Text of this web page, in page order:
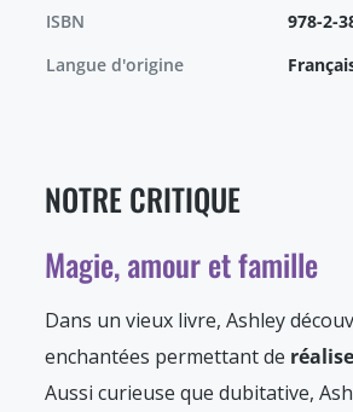
ISBN
978-2-
Langue d'origine
NOTRE CRITIQUE
Magie, amour et famille
Dans un vieux livre, Ashley
enchantées permettant de
Aussi curieuse que dubitative,